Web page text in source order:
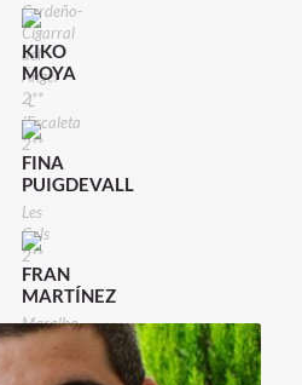
Cerdeño-
Cigarral
del
Ángel
2**
KIKO
MOYA
L
´Escaleta
2**
FINA
PUIGDEVALL
Les
Cols
2**
FRAN
MARTÍNEZ
Maralba
2**